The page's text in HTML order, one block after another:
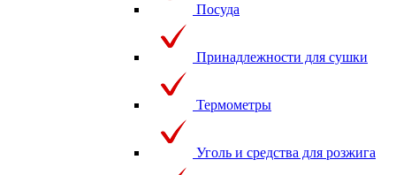
Посуда
Принадлежности для сушки
Термометры
Уголь и средства для розжига